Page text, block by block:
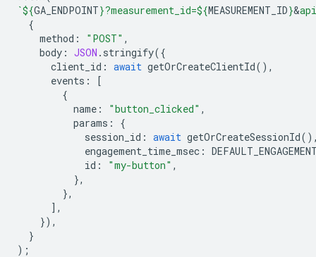
`${GA_ENDPOINT}?measurement_id=${MEASUREMENT_ID}&
{
method : "POST" ,
body : JSON . stringify({
client_id : await getOrCreateClientId(),
events :
[
{
name : "button_clicked" ,
params :
{
session_id : await getOrCreateSessionId
engagement_time_msec :
id : "my-button" ,
},
},
],
}),
}
);